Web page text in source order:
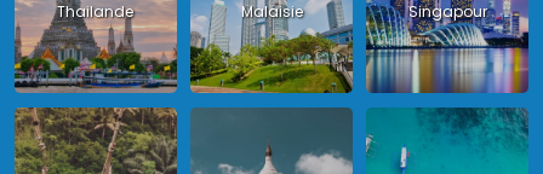
Thailande Malaisie Singapour